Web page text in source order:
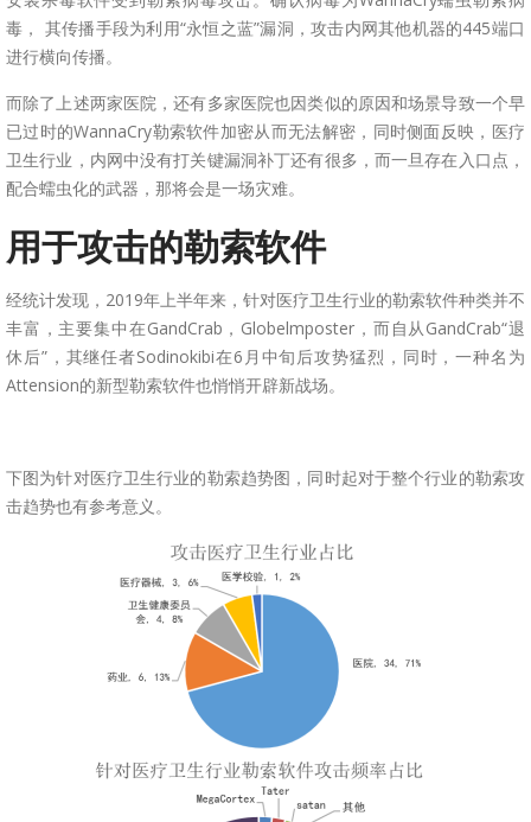
毒， 其传播手段为利用“永恒之蓝”漏洞，攻击内网其他机器的445端口
进行横向传播。
而除了上述两家医院，还有多家医院也因类似的原因和场景导致一个早
已过时的WannaCry勒索软件加密从而无法解密，同时侧面反映，医疗
卫生行业，内网中没有打关键漏洞补丁还有很多，而一旦存在入口点，
配合蠕虫化的武器，那将会是一场灾难。
用于攻击的勒索软件
经统计发现，2019年上半年来，针对医疗卫生行业的勒索软件种类并不
丰富，主要集中在GandCrab，Globelmposter，而自从GandCrab“退
休后”，其继任者Sodinokibi在6月中旬后攻势猛烈，同时，一种名为
Attension的新型勒索软件也悄悄开辟新战场。
下图为针对医疗卫生行业的勒索趋势图，同时起对于整个行业的勒索攻
击趋势也有参考意义。